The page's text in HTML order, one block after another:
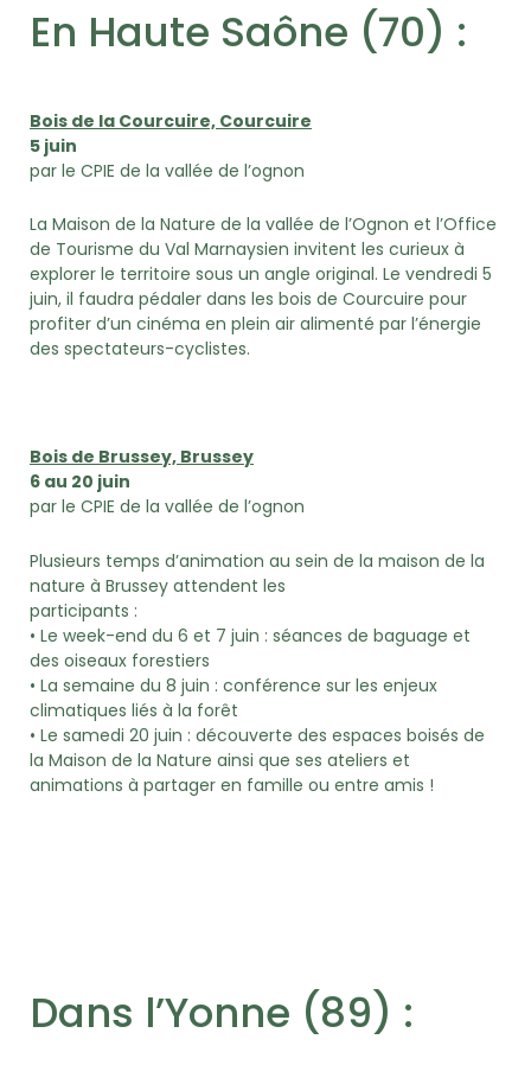
En Haute Saône (70) :
Bois de la Courcuire, Courcuire
5 juin
par le CPIE de la vallée de l’ognon
La Maison de la Nature de la vallée de l’Ognon et l’Office
de Tourisme du Val Marnaysien invitent les curieux à
explorer le territoire sous un angle original. Le vendredi 5
juin, il faudra pédaler dans les bois de Courcuire pour
profiter d’un cinéma en plein air alimenté par l’énergie
des spectateurs-cyclistes.
Bois de Brussey, Brussey
6 au 20 juin
par le CPIE de la vallée de l’ognon
Plusieurs temps d’animation au sein de la maison de la
nature à Brussey attendent les
participants :
• Le week-end du 6 et 7 juin : séances de baguage et
des oiseaux forestiers
• La semaine du 8 juin : conférence sur les enjeux
climatiques liés à la forêt
• Le samedi 20 juin : découverte des espaces boisés de
la Maison de la Nature ainsi que ses ateliers et
animations à partager en famille ou entre amis !
Dans l’Yonne (89) :